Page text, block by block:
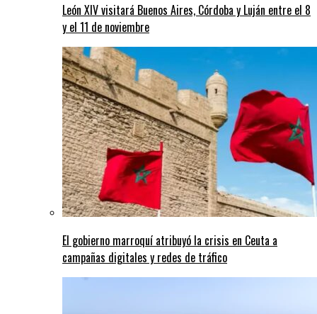
León XIV visitará Buenos Aires, Córdoba y Luján entre el 8
y el 11 de noviembre
El gobierno marroquí atribuyó la crisis en Ceuta a
campañas digitales y redes de tráfico